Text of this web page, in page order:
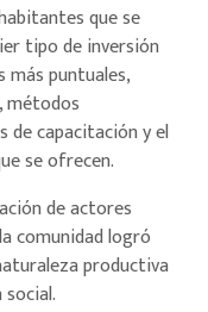
que se
tipo de inversión
más puntuales,
métodos
capacitación y el
se ofrecen.
de actores
comunidad logró
productiva